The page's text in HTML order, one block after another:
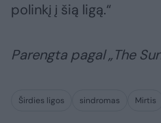
polinkį į šią ligą.“
Parengta pagal „The
Širdies ligos sindromas Mirtis